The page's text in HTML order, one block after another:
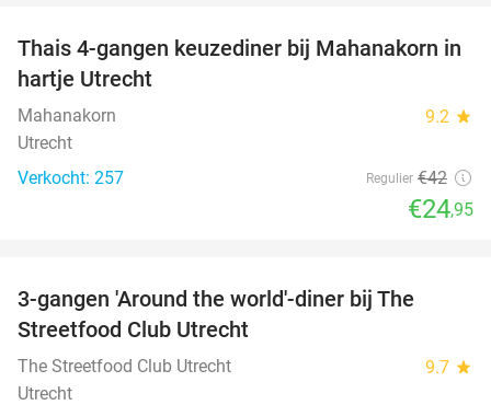
41%
Thais 4-gangen keuzediner bij Mahanakorn in
hartje Utrecht
Mahanakorn 9.2 star
Utrecht
Verkocht: 257
Regulier €42
€24,95
3-gangen 'Around the world'-diner bij The
Streetfood Club Utrecht
The Streetfood Club Utrecht 9.7 star
Utrecht